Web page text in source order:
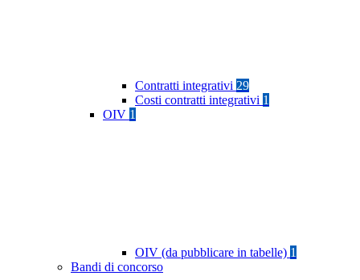
Contratti integrativi 29
Costi contratti integrativi 1
OIV 1
OIV (da pubblicare in tabelle) 1
Bandi di concorso